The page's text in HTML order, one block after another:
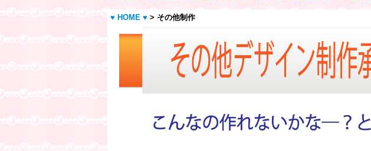
♥ HOME ♥ > その他制作